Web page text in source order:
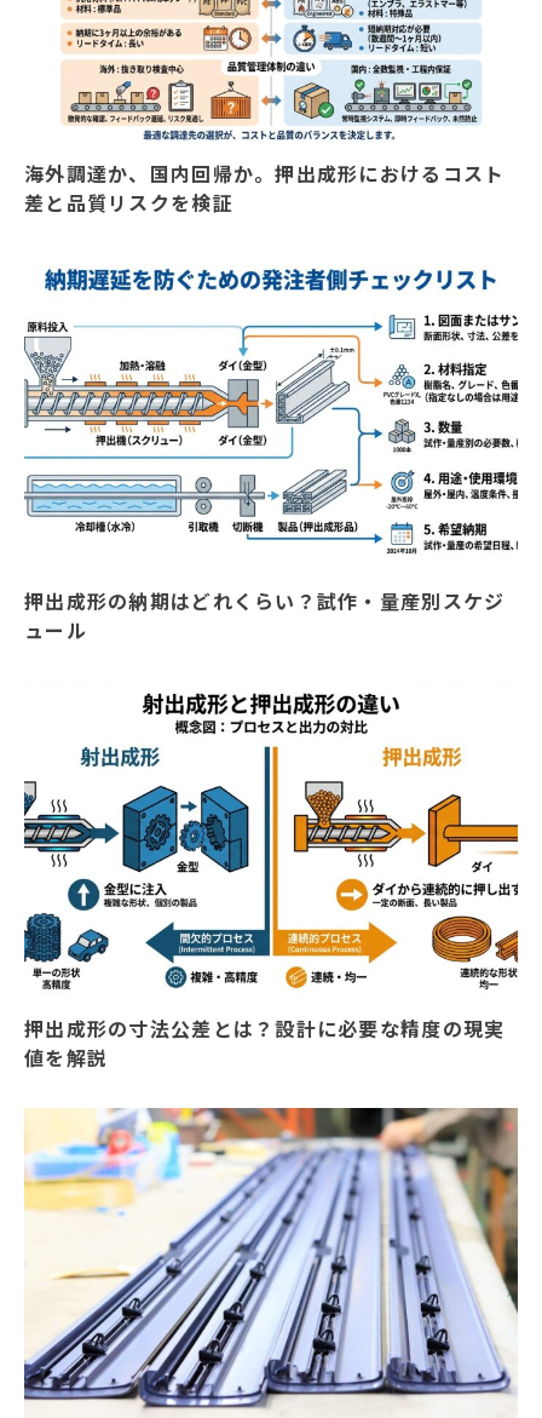
海外調達か、国内回帰か。押出成形におけるコスト
差と品質リスクを検証
押出成形の納期はどれくらい？試作・量産別スケジ
ュール
押出成形の寸法公差とは？設計に必要な精度の現実
値を解説